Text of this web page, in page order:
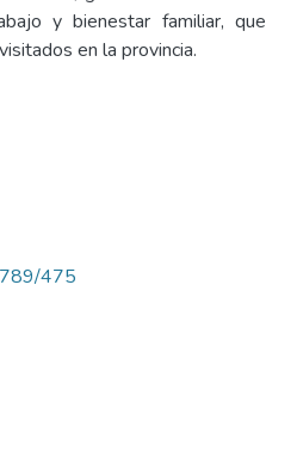
y bienestar familiar, que
en la provincia.
475